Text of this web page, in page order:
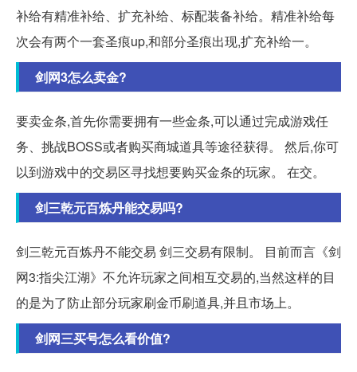
补给有精准补给、扩充补给、标配装备补给。精准补给每
次会有两个一套圣痕up,和部分圣痕出现,扩充补给一。
剑网3怎么卖金?
要卖金条,首先你需要拥有一些金条,可以通过完成游戏任
务、挑战BOSS或者购买商城道具等途径获得。 然后,你可
以到游戏中的交易区寻找想要购买金条的玩家。 在交。
剑三乾元百炼丹能交易吗?
剑三乾元百炼丹不能交易 剑三交易有限制。 目前而言《剑
网3:指尖江湖》不允许玩家之间相互交易的,当然这样的目
的是为了防止部分玩家刷金币刷道具,并且市场上。
剑网三买号怎么看价值?